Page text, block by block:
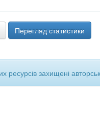
Перегляд статистики
ресурсів захищені